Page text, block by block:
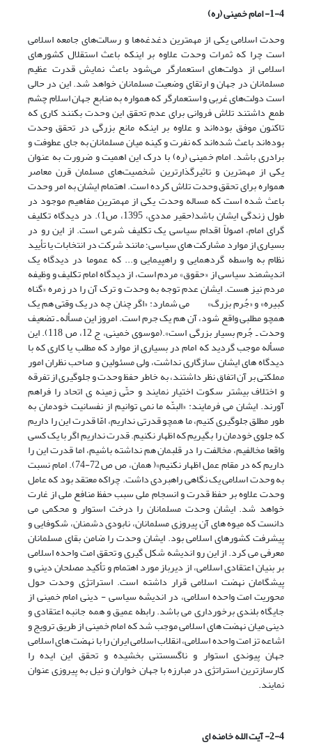
1-4- امام خمینی (ره)
وحدت اسلامی یکی از مهمترین دغدغه‌ها و رسالت‌های جامعه اسلامی
است چرا که ثمرات وحدت علاوه بر اینکه باعث استقلال کشورهای
اسلامی از دولت‌های استعمارگر می‌شود باعث نمایش قدرت عظیم
مسلمانان در جهان و ارتقای وضعیت مسلمانان خواهد شد. این در حالی
است دولت‌های غربی و استعمارگر که همواره به منابع جهان اسلام چشم
طمع داشتند تلاش فروانی برای عدم تحقق این وحدت بکنند کاری که
تاکنون موفق بوده‌اند و علاوه بر اینکه مانع بزرگی در تحقق وحدت
بوده‌اند باعث شده‌‌اند که نفرت و کینه میان مسلمانان به جای عطوفت و
برادری باشد. امام خمینی (ره) با درک این اهمیت و ضرورت به عنوان
یکی از مهمترین و تاثیرگذارترین شخصیت‌های مسلمان قرن معاصر
همواره برای تحقق وحدت تلاش کرده است. اهتمام ایشان به امر وحدت
باعث شده است که مساله وحدت یکی از مهمترین مفاهیم موجود در
طول زندگی ایشان باشد(حقیر مددی، 1395، ص1). در دیدگاه تکلیف
گرای امام، اصولاً اقدام سیاسی یک تکلیف شرعی است. از این رو در
بسیاری از موارد مشارکت های سیاسی؛ مانند شرکت در انتخابات یا تأیید
نظام به واسطه گردهمایی و راهپیمایی و... که عموما در دیدگاه یک
اندیشمند سیاسی از «حقوق» مردم است، از دیدگاه امام تکلیف و وظیفه
مردم نیز هست. ایشان عدم توجه به وحدت و ترک آن را در زمره «گناه
کبیره» و «جُرم بزرگ» می شمارد: «اگر چنان چه در یک وقتی هم یک
همچو مطلبی واقع شود، آن هم یک جرم است. امروز این مسأله ـ تضعیف
وحدت ـ جُرم بسیار بزرگی است».(موسوی خمینی، ج 12، ص 118). این
مسأله موجب گردید که امام در بسیاری از موارد که مطلب یا کاری که با
دیدگاه های ایشان سازگاری نداشت، ولی مسئولین و صاحب نظران امور
مملکتی بر آن اتفاق نظر داشتند، به خاطر حفظ وحدت و جلوگیری از تفرقه
و اختلاف بیشتر سکوت اختیار نمایند و حتّی زمینه ی اتحاد را فراهم
آورند. ایشان می فرمایند: «البتّه ما نمی توانیم از نفسانیت خودمان به
طور مطلق جلوگیری کنیم، ما همچو قدرتی نداریم، امّا قدرت این را داریم
که جلوی خودمان را بگیریم که اظهار نکنیم. قدرت نداریم اگر با یک کسی
واقعا مخالفیم، مخالفت را در قلبمان هم نداشته باشیم، اما قدرت این را
داریم که در مقام عمل اظهار نکنیم»( همان، ص ص 72-74). امام نسبت
به وحدت اسلامی یک نگاهی راهبردی داشت. چراکه معتقد بود که عامل
وحدت علاوه بر حفظ قدرت و انسجام ملی سبب حفظ منافع ملی از غارت
خواهد شد. ایشان وحدت مسلمانان را درخت استوار و محکمی می
دانست که میوه های آن پیروزی مسلمانان، نابودی دشمنان، شکوفایی و
پیشرفت کشورهای اسلامی بود. ایشان وحدت را ضامن بقای مسلمانان
معرفی می کرد. از این رو اندیشه شکل گیری و تحقق امت واحده اسلامی
بر بنیان اعتقادی اسلامی، از دیرباز مورد اهتمام و تأکید مصلحان دینی و
پیشگامان نهضت اسلامی قرار داشته است. استراتژی وحدت حول
محوریت امت واحده اسلامی، در اندیشه سیاسی - دینی امام خمینی از
جایگاه بلندی برخورداری می باشد. رابطه عمیق و همه جانبه اعتقادی و
دینی میان نهضت های اسلامی موجب شد که امام خمینی از طریق ترویج و
اشاعه تز امت واحده اسلامی، انقلاب اسلامی ایران را با نهضت های اسلامی
جهان پیوندی استوار و ناگسستنی بخشیده و تحقق این ایده را
کارسازترین استراتژی در مبارزه با جهان خواران و نیل به پیروزی عنوان
نمایند.
2-4- آیت الله خامنه ای